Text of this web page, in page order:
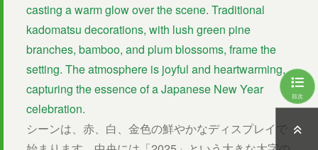
casting a warm glow over the scene. Traditional
kadomatsu decorations, with lush green pine
branches, bamboo, and plum blossoms, frame the
setting. The atmosphere is joyful and heartwarming,
capturing the essence of a Japanese New Year
celebration.
シーンは、赤、白、金色の鮮やかなディスプレイで
目次